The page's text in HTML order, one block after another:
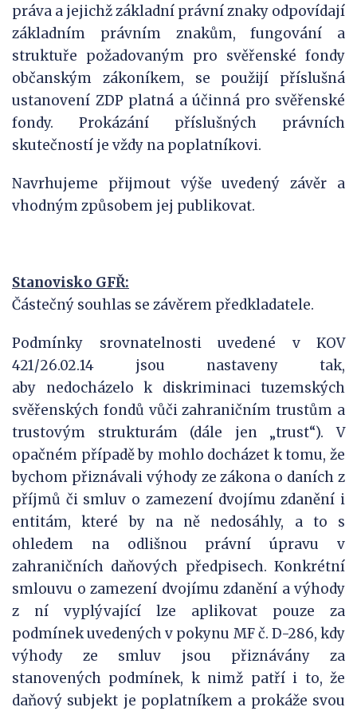
práva a jejichž základní právní znaky odpovídají
základním právním znakům, fungování a
struktuře požadovaným pro svěřenské fondy
občanským zákoníkem, se použijí příslušná
ustanovení ZDP platná a účinná pro svěřenské
fondy. Prokázání příslušných právních
skutečností je vždy na poplatníkovi.
Navrhujeme přijmout výše uvedený závěr a
vhodným způsobem jej publikovat.
Stanovisko GFŘ:
Částečný souhlas se závěrem předkladatele.
Podmínky srovnatelnosti uvedené v KOV
421/26.02.14 jsou nastaveny tak,
aby nedocházelo k diskriminaci tuzemských
svěřenských fondů vůči zahraničním trustům a
trustovým strukturám (dále jen „trust“). V
opačném případě by mohlo docházet k tomu, že
bychom přiznávali výhody ze zákona o daních z
příjmů či smluv o zamezení dvojímu zdanění i
entitám, které by na ně nedosáhly, a to s
ohledem na odlišnou právní úpravu v
zahraničních daňových předpisech. Konkrétní
smlouvu o zamezení dvojímu zdanění a výhody
z ní vyplývající lze aplikovat pouze za
podmínek uvedených v pokynu MF č. D-286, kdy
výhody ze smluv jsou přiznávány za
stanovených podmínek, k nimž patří i to, že
daňový subjekt je poplatníkem a prokáže svou